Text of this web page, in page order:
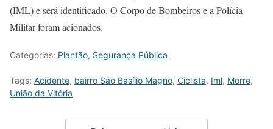
(IML) e será identificado. O Corpo de Bombeiros e a Polícia
Militar foram acionados.
Categorias: Plantão, Segurança Pública
Tags: Acidente, bairro São Basílio Magno, Ciclista, Iml, Morre,
União da Vitória